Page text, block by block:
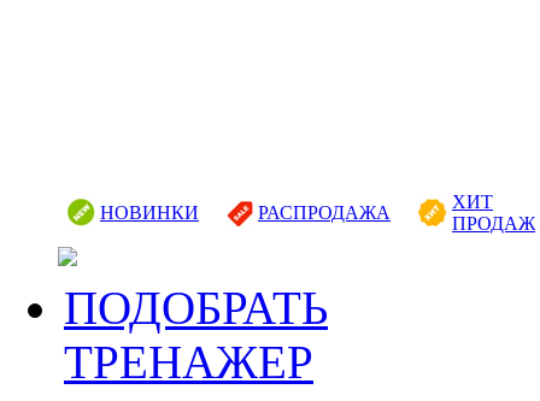
НОВИНКИ РАСПРОДАЖА
ХИТ
ПРОДАЖ
ПОДОБРАТЬ
ТРЕНАЖЕР